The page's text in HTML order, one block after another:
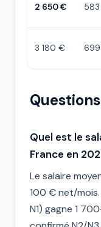
2 650 €
3 180 €
Quel est le
France en
Le salaire
100 € net/
N1) gagne 1